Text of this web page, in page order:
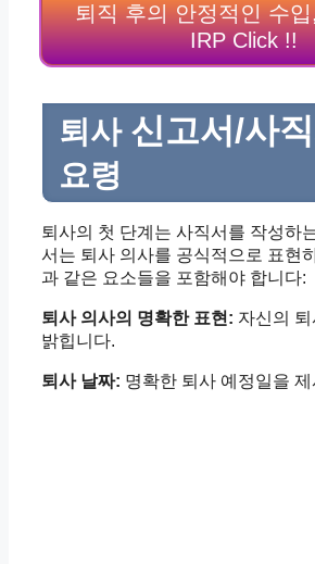
퇴직 후의 안정적인 수
IRP Click !!
퇴사 신고서/사
요령
퇴사의 첫 단계는 사직서를 작성하
서는 퇴사 의사를 공식적으로 표현
과 같은 요소들을 포함해야 합니다:
퇴사 의사의 명확한 표현: 자신의 퇴
밝힙니다.
퇴사 날짜: 명확한 퇴사 예정일을